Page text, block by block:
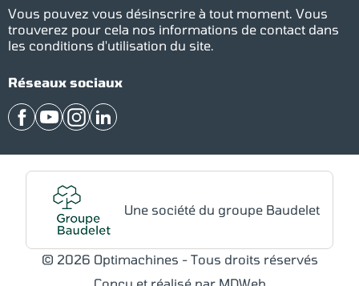
Vous pouvez vous désinscrire à tout moment. Vous
trouverez pour cela nos informations de contact dans
les conditions d'utilisation du site.
Réseaux sociaux
FacebookYouTubeInstagram
LinkedIn
Une société du groupe Baudelet
© 2026 Optimachines - Tous droits réservés